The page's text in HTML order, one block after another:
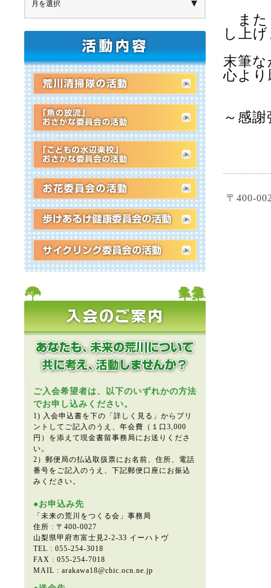
ご入会希望者は、以下のいずれかの方法
でお申し込みください。
1) 入会申込書を下の「詳しく見る」からプリ
ントしてご記入のうえ、年会費（１口3,000
円）を添えて現金書留事務局にお送りくださ
い。
2）郵便局の払込取扱票にお名前、住所、電話
番号をご記入のうえ、下記郵便口座にお振込
みください。
●お申込み先
「未来の荒川をつくる会」事務局
住所 : 〒400-0027
山梨県甲府市富士見2-2-33 イーハトヴ
TEL : 055-254-3018
FAX : 055-254-7018
MAIL : arakawa18@chic.ocn.ne.jp
また
し上
末筆
心よ
～感
〒400-